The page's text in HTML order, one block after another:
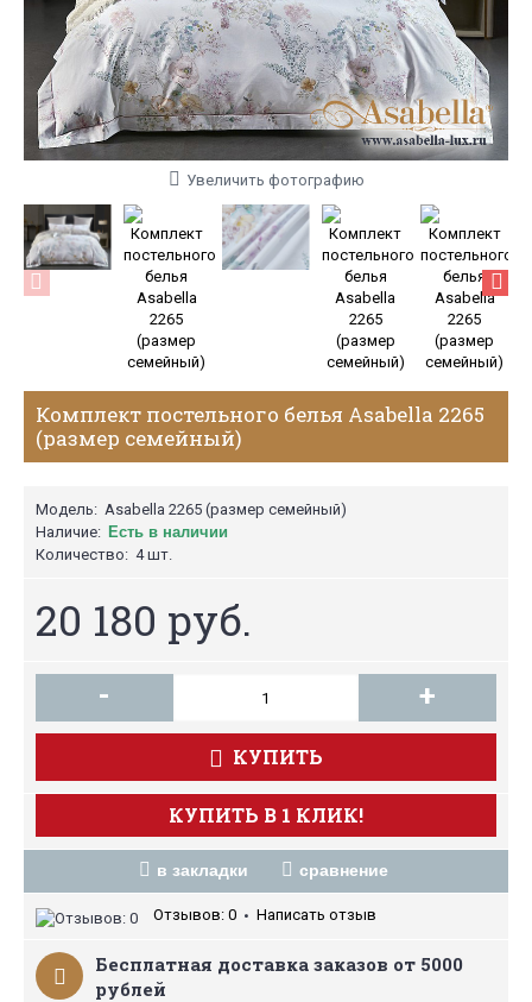
Увеличить фотографию
Комплект постельного белья Asabella 2265
(размер семейный)
Модель: Asabella 2265 (размер семейный)
Наличие: Есть в наличии
Количество: 4 шт.
20 180 руб.
- +
КУПИТЬ
КУПИТЬ В 1 КЛИК!
в закладки сравнение
Отзывов: 0 • Написать отзыв
Бесплатная доставка заказов от 5000
рублей